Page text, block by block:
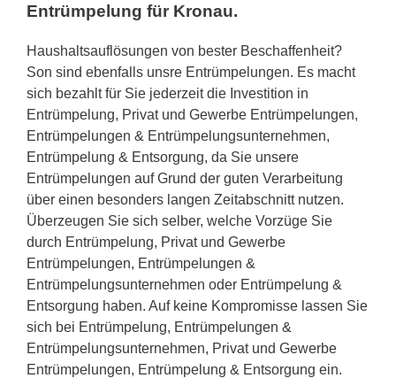
Entrümpelung für Kronau.
Haushaltsauflösungen von bester Beschaffenheit?
Son sind ebenfalls unsre Entrümpelungen. Es macht
sich bezahlt für Sie jederzeit die Investition in
Entrümpelung, Privat und Gewerbe Entrümpelungen,
Entrümpelungen & Entrümpelungsunternehmen,
Entrümpelung & Entsorgung, da Sie unsere
Entrümpelungen auf Grund der guten Verarbeitung
über einen besonders langen Zeitabschnitt nutzen.
Überzeugen Sie sich selber, welche Vorzüge Sie
durch Entrümpelung, Privat und Gewerbe
Entrümpelungen, Entrümpelungen &
Entrümpelungsunternehmen oder Entrümpelung &
Entsorgung haben. Auf keine Kompromisse lassen Sie
sich bei Entrümpelung, Entrümpelungen &
Entrümpelungsunternehmen, Privat und Gewerbe
Entrümpelungen, Entrümpelung & Entsorgung ein.